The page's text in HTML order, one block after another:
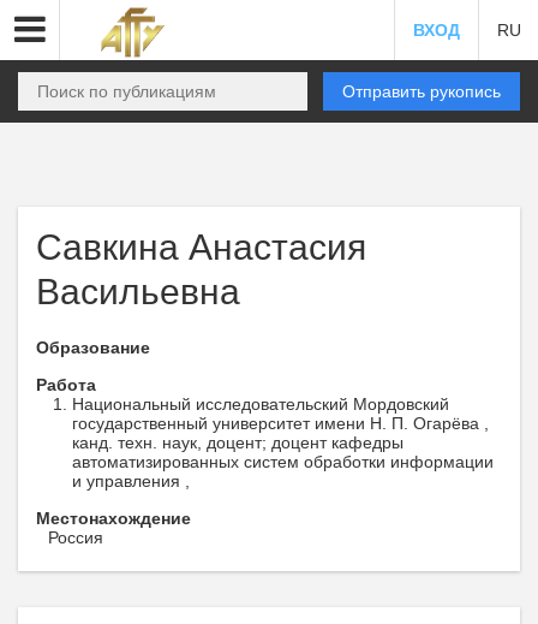
ВХОД RU
Отправить рукопись
Cавкина Анастасия
Васильевна
Образование
Работа
Национальный исследовательский Мордовский
государственный университет имени Н. П. Огарёва ,
канд. техн. наук, доцент; доцент кафедры
автоматизированных систем обработки информации
и управления ,
Местонахождение
Россия